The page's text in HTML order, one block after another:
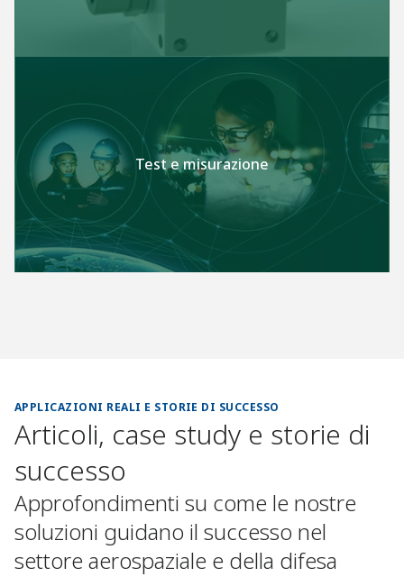
Test e misurazione
APPLICAZIONI REALI E STORIE DI SUCCESSO
Articoli, case study e storie di
successo
Approfondimenti su come le nostre
soluzioni guidano il successo nel
settore aerospaziale e della difesa